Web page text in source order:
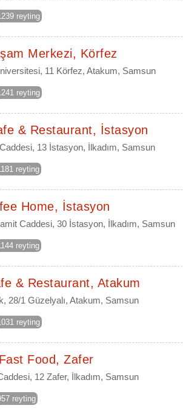
reyting
Merkezi, Körfez
11 Körfez, Atakum, Samsun
reyting
& Restaurant, İstasyon
13 İstasyon, İlkadım, Samsun
reyting
Home, İstasyon
Caddesi, 30 İstasyon, İlkadım, Samsun
reyting
& Restaurant, Atakum
28/1 Güzelyalı, Atakum, Samsun
reyting
Food, Zafer
12 Zafer, İlkadım, Samsun
reyting